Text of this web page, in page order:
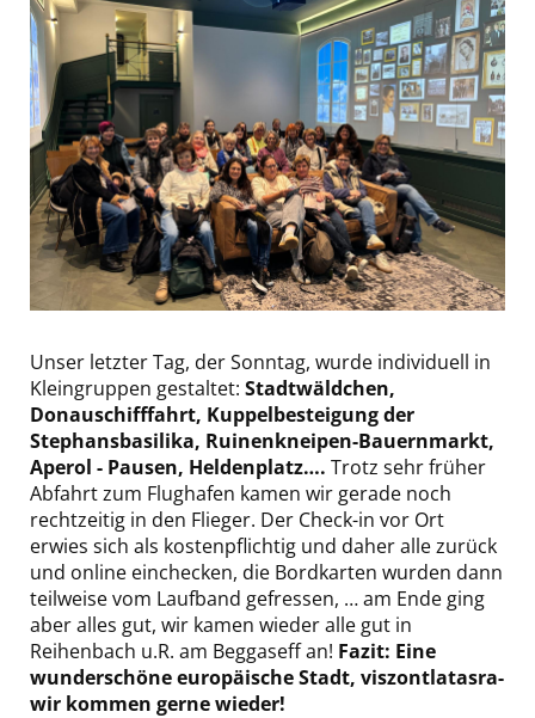
Unser letzter Tag, der Sonntag, wurde individuell in
Kleingruppen gestaltet: Stadtwäldchen,
Donauschifffahrt, Kuppelbesteigung der
Stephansbasilika, Ruinenkneipen-Bauernmarkt,
Aperol - Pausen, Heldenplatz…. Trotz sehr früher
Abfahrt zum Flughafen kamen wir gerade noch
rechtzeitig in den Flieger. Der Check-in vor Ort
erwies sich als kostenpflichtig und daher alle zurück
und online einchecken, die Bordkarten wurden dann
teilweise vom Laufband gefressen, … am Ende ging
aber alles gut, wir kamen wieder alle gut in
Reihenbach u.R. am Beggaseff an! Fazit: Eine
wunderschöne europäische Stadt, viszontlatasra-
wir kommen gerne wieder!